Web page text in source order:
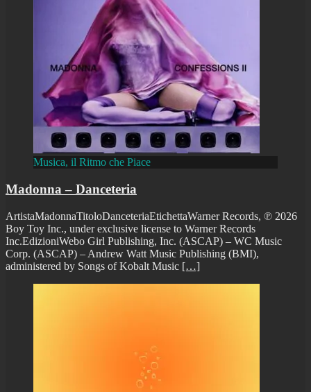
Musica, il Ritmo che Piace
Madonna – Danceteria
ArtistaMadonnaTitoloDanceteriaEtichettaWarner Records, ℗ 2026
Boy Toy Inc., under exclusive license to Warner Records
Inc.EdizioniWebo Girl Publishing, Inc. (ASCAP) – WC Music
Corp. (ASCAP) – Andrew Watt Music Publishing (BMI),
administered by Songs of Kobalt Music […]